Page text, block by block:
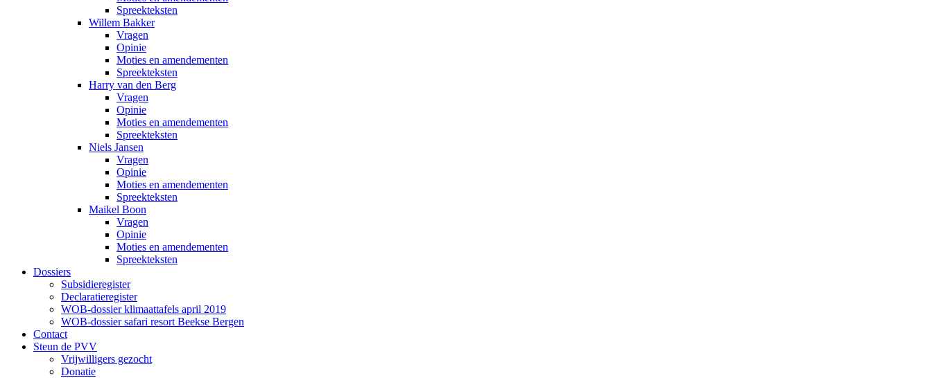
Spreekteksten
Willem Bakker
Vragen
Opinie
Moties en amendementen
Spreekteksten
Harry van den Berg
Vragen
Opinie
Moties en amendementen
Spreekteksten
Niels Jansen
Vragen
Opinie
Moties en amendementen
Spreekteksten
Maikel Boon
Vragen
Opinie
Moties en amendementen
Spreekteksten
Dossiers
Subsidieregister
Declaratieregister
WOB-dossier klimaattafels april 2019
WOB-dossier safari resort Beekse Bergen
Contact
Steun de PVV
Vrijwilligers gezocht
Donatie